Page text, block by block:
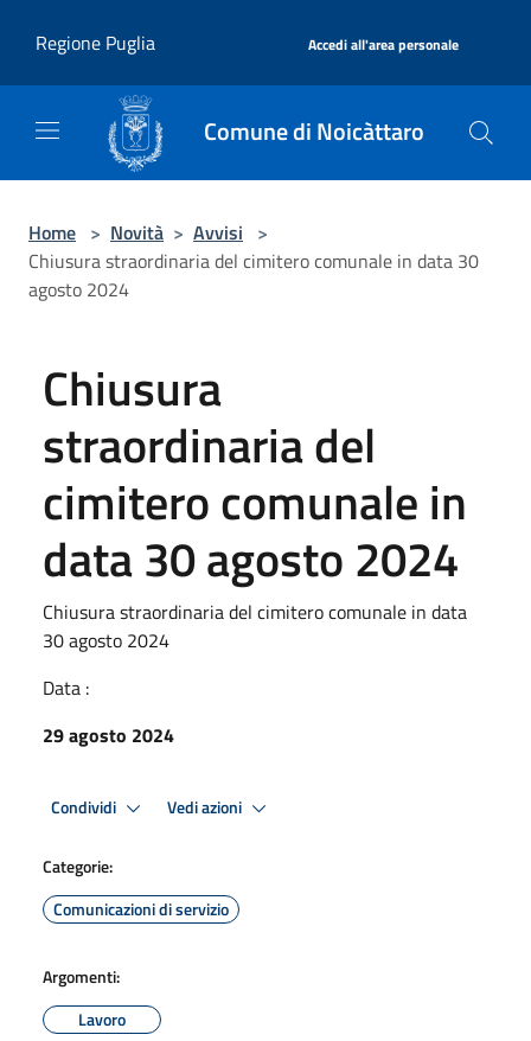
Regione Puglia
Accedi all'area personale
Comune di Noicàttaro
Home > Novità > Avvisi >
Chiusura straordinaria del cimitero comunale in data 30
agosto 2024
Chiusura
straordinaria del
cimitero comunale in
data 30 agosto 2024
Chiusura straordinaria del cimitero comunale in data
30 agosto 2024
Data :
29 agosto 2024
Condividi Vedi azioni
Categorie:
Comunicazioni di servizio
Argomenti:
Lavoro